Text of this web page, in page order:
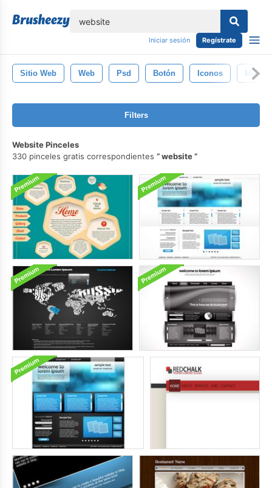
Iniciar sesión Regístrate
Sitio Web Web Psd Botón Iconos Modelo
Filters
Website Pinceles
330 pinceles gratis correspondientes
website